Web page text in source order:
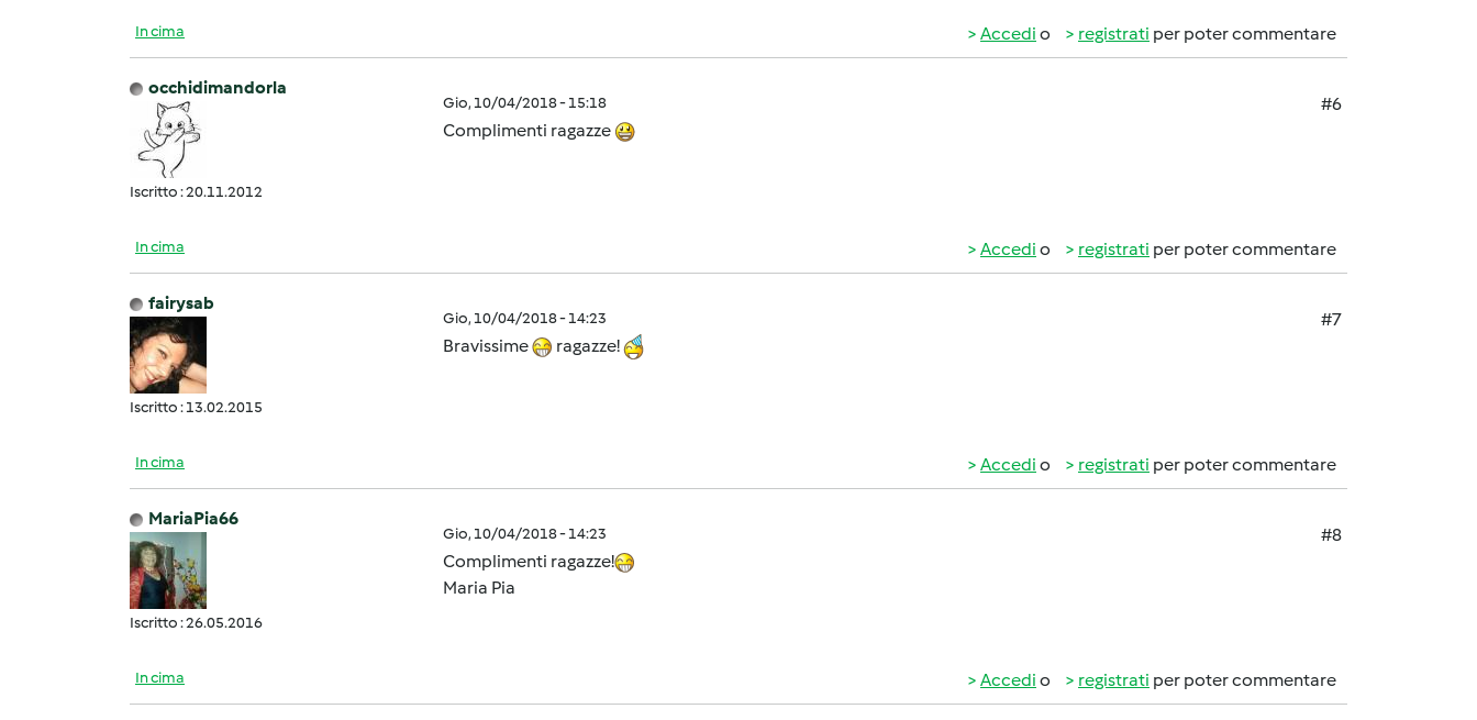
In cima Accedi o registrati per poter commentare
occhidimandorla
Iscritto : 20.11.2012
Gio, 10/04/2018 - 15:18
#6
Complimenti ragazze
In cima Accedi o registrati per poter commentare
fairysab
Iscritto : 13.02.2015
Gio, 10/04/2018 - 14:23
#7
Bravissime
ragazze!
In cima Accedi o registrati per poter commentare
MariaPia66
Iscritto : 26.05.2016
Gio, 10/04/2018 - 14:23
#8
Complimenti ragazze!
Maria Pia
In cima Accedi o registrati per poter commentare